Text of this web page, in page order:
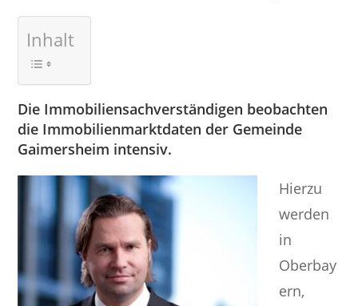
Inhalt
Die Immobiliensachverständigen beobachten
die Immobilienmarktdaten der Gemeinde
Gaimersheim intensiv.
Hierzu
werden
in
Oberbay
ern,